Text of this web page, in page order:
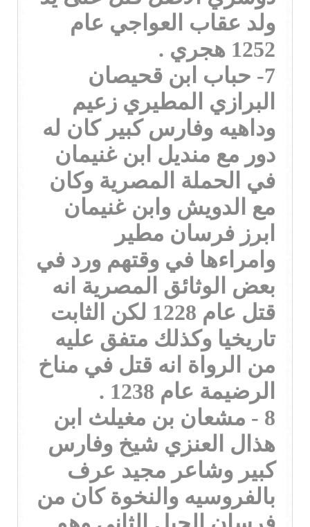
ولد عقاب العواجي عام
1252 هجري .
7- حباب ابن قحيصان
البرازي المطيري زعيم
وداهيه وفارس كبير كان له
دور مع منديل ابن غنيمان
في الحملة المصرية وكان
مع الدويش وابن غنيمان
ابرز فرسان مطير
وامراءها في وقتهم ورد في
بعض الوثائق المصرية انه
قتل عام 1228 لكن الثابت
تاريخيا وكذلك متفق عليه
من الرواة انه قتل في مناخ
الرضيمة عام 1238 .
8 - مشعان بن مغيلث ابن
هذال العنزي شيخ وفارس
كبير وشاعر مجيد عرف
بالفروسيه والنخوة كان من